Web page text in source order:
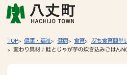
TOP 健康・福祉 健康 食育
ぷち食育簡単
変わり具材♪鮭とじゃが芋の炊き込みごはん